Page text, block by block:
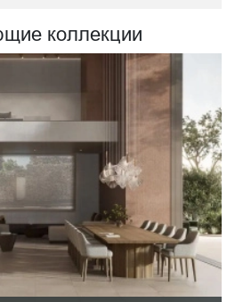
коллекции